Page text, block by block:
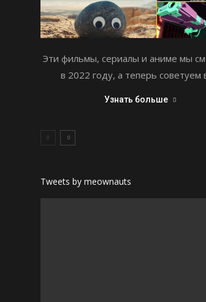
Эти фильмы, сериалы и аниме мы
в 2022 году, а теперь советуем
Узнать больше
Tweets by meownauts